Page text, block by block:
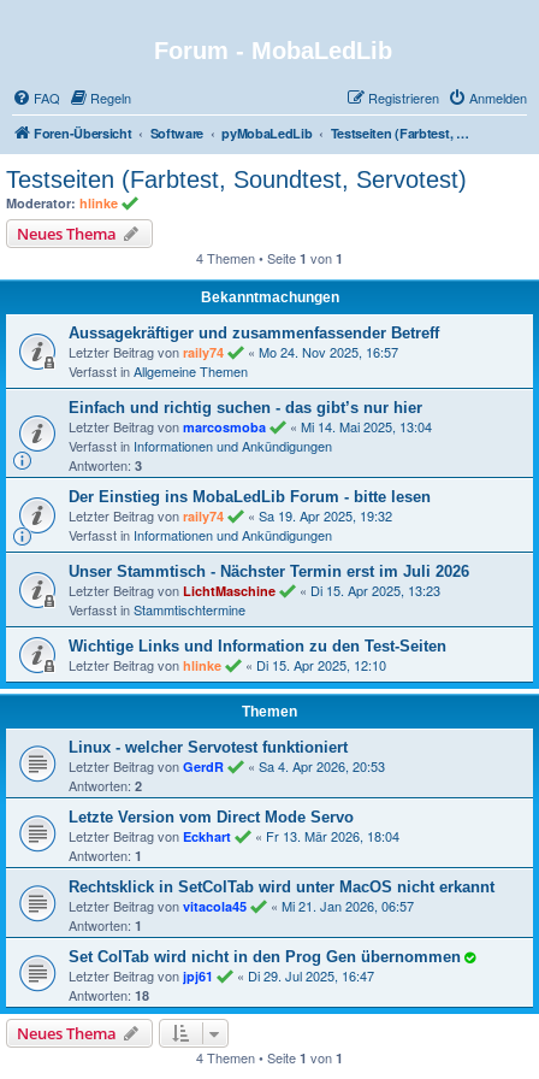
Forum - MobaLedLib
FAQ Regeln Anmelden
Registrieren
Foren-Übersicht Software pyMobaLedLib Testseiten (Farbtest, Soundtest, Servotest)
Testseiten (Farbtest, Soundtest, Servotest)
Moderator: hlinke
Neues Thema
4 Themen • Seite 1 von 1
Bekanntmachungen
Aussagekräftiger und zusammenfassender Betreff
Letzter Beitrag von raily74 « Mo 24. Nov 2025, 16:57
Verfasst inAllgemeine Themen
Einfach und richtig suchen - das gibt’s nur hier
Letzter Beitrag von marcosmoba « Mi 14. Mai 2025, 13:04
Verfasst in Informationen und Ankündigungen
Antworten: 3
Der Einstieg ins MobaLedLib Forum - bitte lesen
Letzter Beitrag von raily74 « Sa 19. Apr 2025, 19:32
Verfasst in Informationen und Ankündigungen
Unser Stammtisch - Nächster Termin erst im Juli 2026
Letzter Beitrag von LichtMaschine « Di 15. Apr 2025, 13:23
Verfasst inStammtischtermine
Wichtige Links und Information zu den Test-Seiten
Letzter Beitrag von hlinke « Di 15. Apr 2025, 12:10
Themen
Linux - welcher Servotest funktioniert
Letzter Beitrag von GerdR « Sa 4. Apr 2026, 20:53
Antworten: 2
Letzte Version vom Direct Mode Servo
Letzter Beitrag von Eckhart « Fr 13. Mär 2026, 18:04
Antworten: 1
Rechtsklick in SetColTab wird unter MacOS nicht erkannt
Letzter Beitrag von vitacola45 « Mi 21. Jan 2026, 06:57
Antworten: 1
Set ColTab wird nicht in den Prog Gen übernommen
Letzter Beitrag von jpj61 « Di 29. Jul 2025, 16:47
Antworten: 18
Neues Thema
4 Themen • Seite 1 von 1